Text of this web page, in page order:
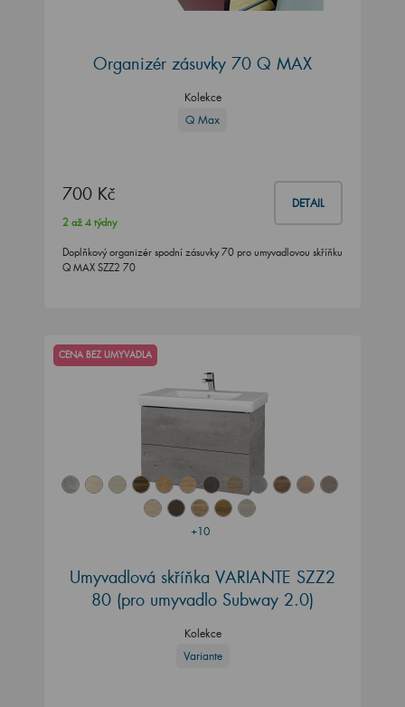
Organizér zásuvky 70 Q MAX
Kolekce
Q Max
700 Kč DETAIL
2 až 4 týdny
Doplňkový organizér spodní zásuvky 70 pro umyvadlovou skříňku
Q MAX SZZ2 70
+10
CENA BEZ UMYVADLA
Umyvadlová skříňka VARIANTE SZZ2
80 (pro umyvadlo Subway 2.0)
Kolekce
Variante